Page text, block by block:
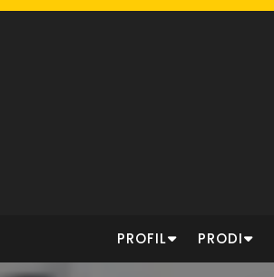
Skip
PROFIL PRODI